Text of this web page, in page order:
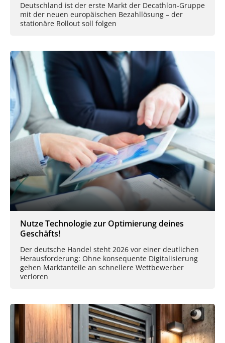
Deutschland ist der erste Markt der Decathlon-Gruppe
mit der neuen europäischen Bezahllösung – der
stationäre Rollout soll folgen
Nutze Technologie zur Optimierung deines
Geschäfts!
Der deutsche Handel steht 2026 vor einer deutlichen
Herausforderung: Ohne konsequente Digitalisierung
gehen Marktanteile an schnellere Wettbewerber
verloren